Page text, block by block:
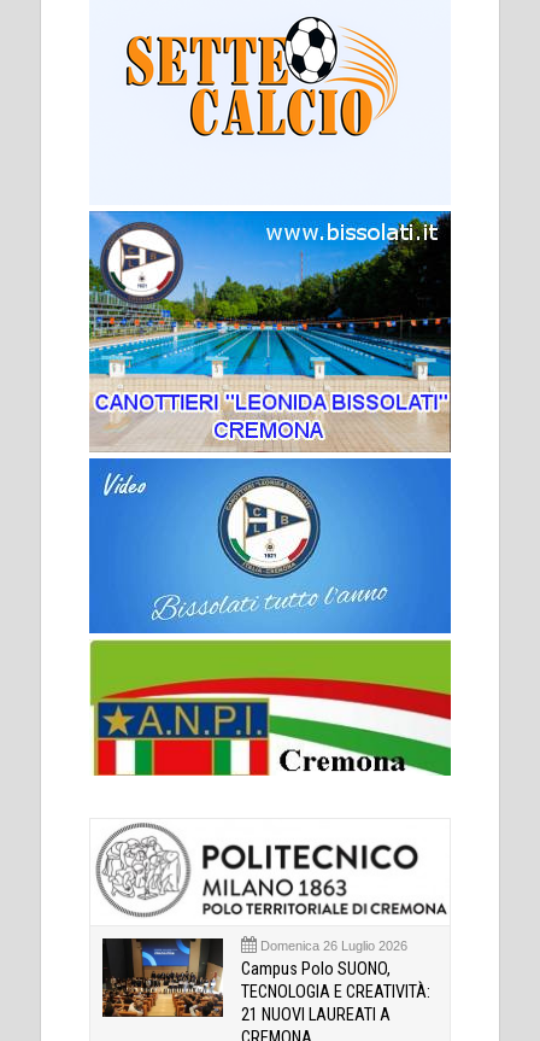
Domenica 26 Luglio 2026
Campus Polo SUONO,
TECNOLOGIA E CREATIVITÀ:
21 NUOVI LAUREATI A